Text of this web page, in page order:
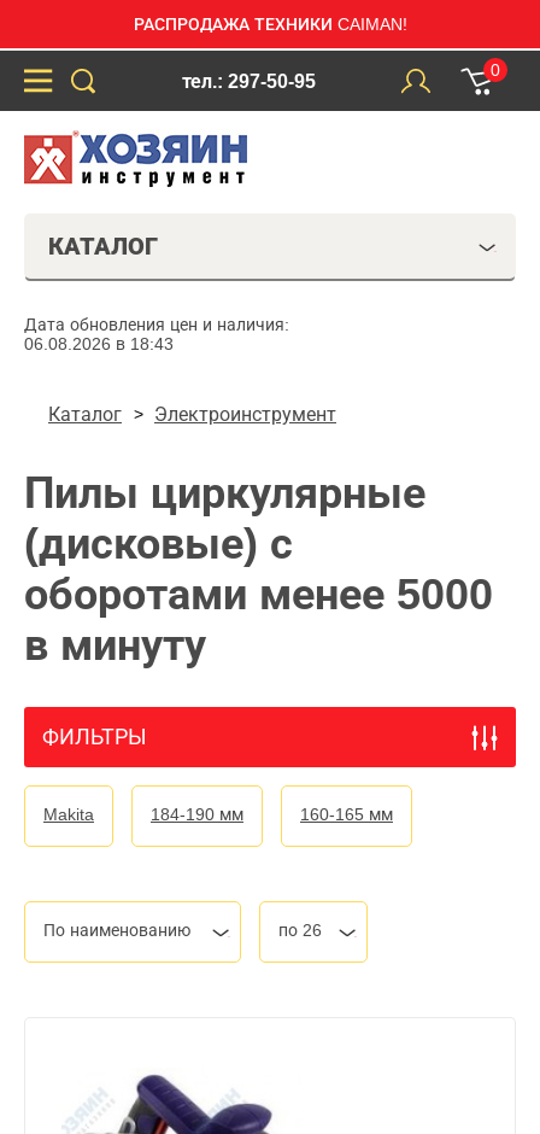
РАСПРОДАЖА ТЕХНИКИ CAIMAN!
тел.: 297-50-95
0
КАТАЛОГ
Дата обновления цен и наличия:
06.08.2026 в 18:43
Каталог Электроинструмент
Пилы циркулярные
(дисковые) с
оборотами менее 5000
в минуту
ФИЛЬТРЫ
Makita 184-190 мм 160-165 мм
По наименованию по 26